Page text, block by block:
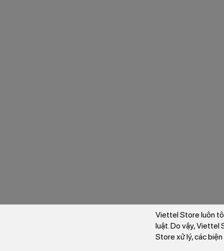
Viettel Store luôn
luật. Do vậy, Viettel
Store xử lý, các